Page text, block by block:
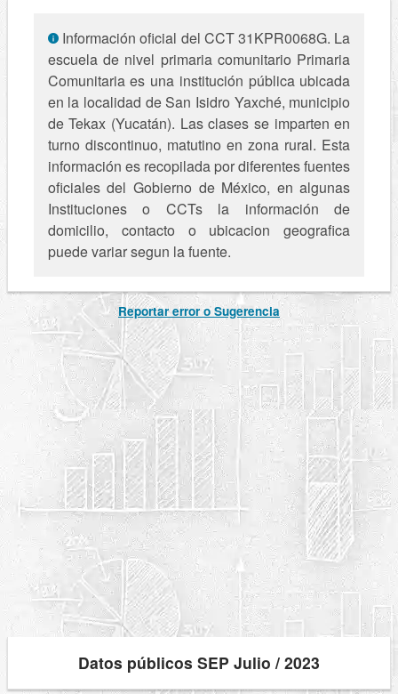
Información oficial del CCT 31KPR0068G. La
escuela de nivel primaria comunitario Primaria
Comunitaria es una institución pública ubicada
en la localidad de San Isidro Yaxché, municipio
de Tekax (Yucatán). Las clases se imparten en
turno discontinuo, matutino en zona rural. Esta
información es recopilada por diferentes fuentes
oficiales del Gobierno de México, en algunas
Instituciones o CCTs la información de
domicilio, contacto o ubicacion geografica
puede variar segun la fuente.
Reportar error o Sugerencia
Datos públicos SEP Julio / 2023